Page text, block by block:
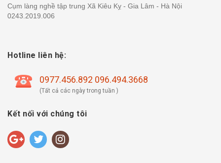
Cụm làng nghề tập trung Xã Kiêu Kỵ - Gia Lâm - Hà Nội
0243.2019.006
Hotline liên hệ:
0977.456.892 096.494.3668
(Tất cả các ngày trong tuần )
Kết nối với chúng tôi